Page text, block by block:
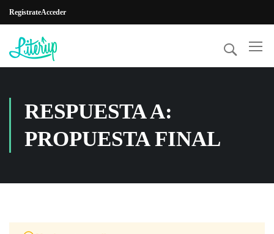
RegístrateAcceder
RESPUESTA A:
PROPUESTA FINAL